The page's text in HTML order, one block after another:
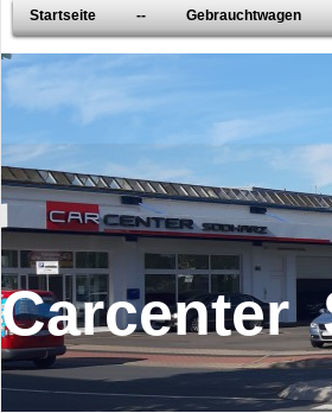
Startseite -- Gebrauchtwagen
Carcenter